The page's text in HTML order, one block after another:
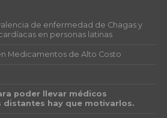
de enfermedad de Chagas y
en personas latinas
Medicamentos de Alto Costo
poder llevar médicos
distantes hay que motivarlos.